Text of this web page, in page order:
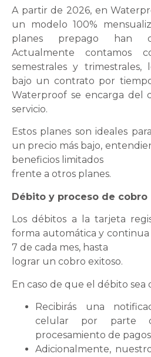
A partir de 2026, en
un modelo 100%
planes prepago han
Actualmente contamos
semestrales y trimestrales,
bajo un contrato por
Waterproof se encarga del
servicio.
Estos planes son ideales
un precio más bajo,
beneficios limitados
frente a otros planes.
Débito y proceso de cobro
Los débitos a la tarjeta
forma automática y continua
7 de cada mes, hasta
lograr un cobro exitoso.
En caso de que el débito sea
Recibirás una
celular por parte
procesamiento de
Adicionalmente,